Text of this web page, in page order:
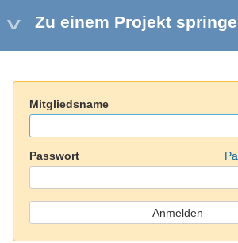
Zu einem Projekt
Mitgliedsname
Passwort